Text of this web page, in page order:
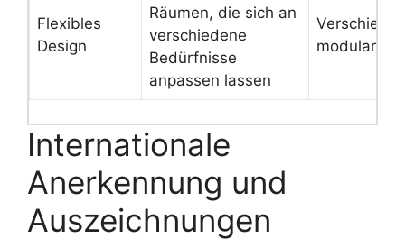
Flexibles
Design
Räumen, die sich an
verschiedene
Bedürfnisse
anpassen lassen
modulare
Internationale
Anerkennung und
Auszeichnungen